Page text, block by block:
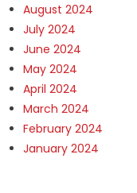
August 2024
July 2024
June 2024
May 2024
April 2024
March 2024
February 2024
January 2024